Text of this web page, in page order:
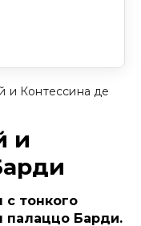
и Контессина де
и
с тонкого
палаццо Барди.